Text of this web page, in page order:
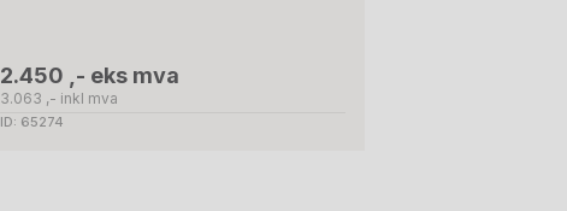
2.450 ,- eks mva
3.063 ,- inkl mva
ID: 65274